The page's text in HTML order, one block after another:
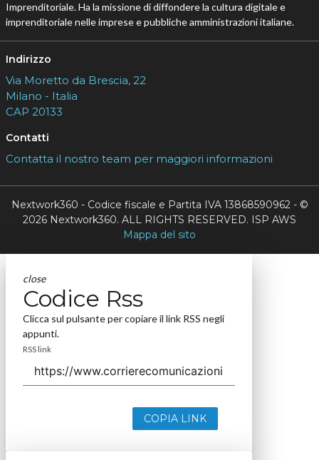
Imprenditoriale. Ha la missione di diffondere la cultura digitale e
imprenditoriale nelle imprese e pubbliche amministrazioni italiane.
Indirizzo
Via Moretto da Brescia, 22
Milano - Italia
CAP 20133
Contatti
Contatta il nostro team per maggiori informazioni
Nextwork360 - Codice fiscale e Partita IVA 13868590962 - ©
2026 Nextwork360. ALL RIGHTS RESERVED. ISP AWS
Mappa del sito
close
Codice Rss
Clicca sul pulsante per copiare il link RSS negli
appunti.
RSS link
COPIA LINK